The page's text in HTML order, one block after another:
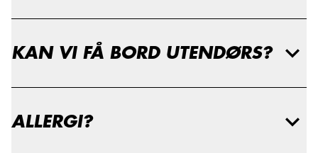
KAN VI FÅ BORD UTENDØRS?
ALLERGI?